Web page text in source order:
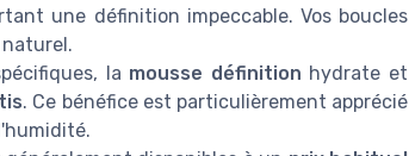
une définition impeccable. Vos boucles
la mousse définition hydrate et
. Ce bénéfice est particulièrement apprécié